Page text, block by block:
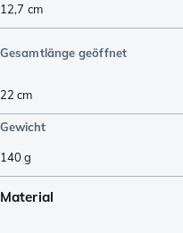
12,7 cm
Gesamtlänge geöffnet
22 cm
Gewicht
140g
Material